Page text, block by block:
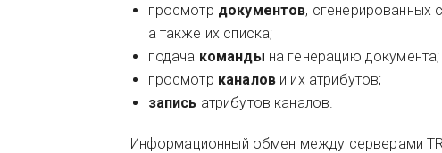
просмотр документов, сгенерированных
а также их списка;
подача команды на генерацию документа;
просмотр каналов и их атрибутов;
запись атрибутов каналов.
Информационный обмен между серверами